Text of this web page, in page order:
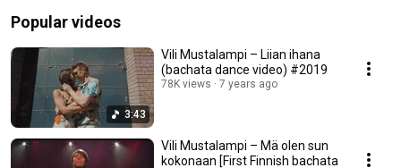
Popular videos
3:43
Vili Mustalampi – Liian ihana
(bachata dance video) #2019
78K views 7 years ago
Vili Mustalampi – Mä olen sun
kokonaan [First Finnish bachata